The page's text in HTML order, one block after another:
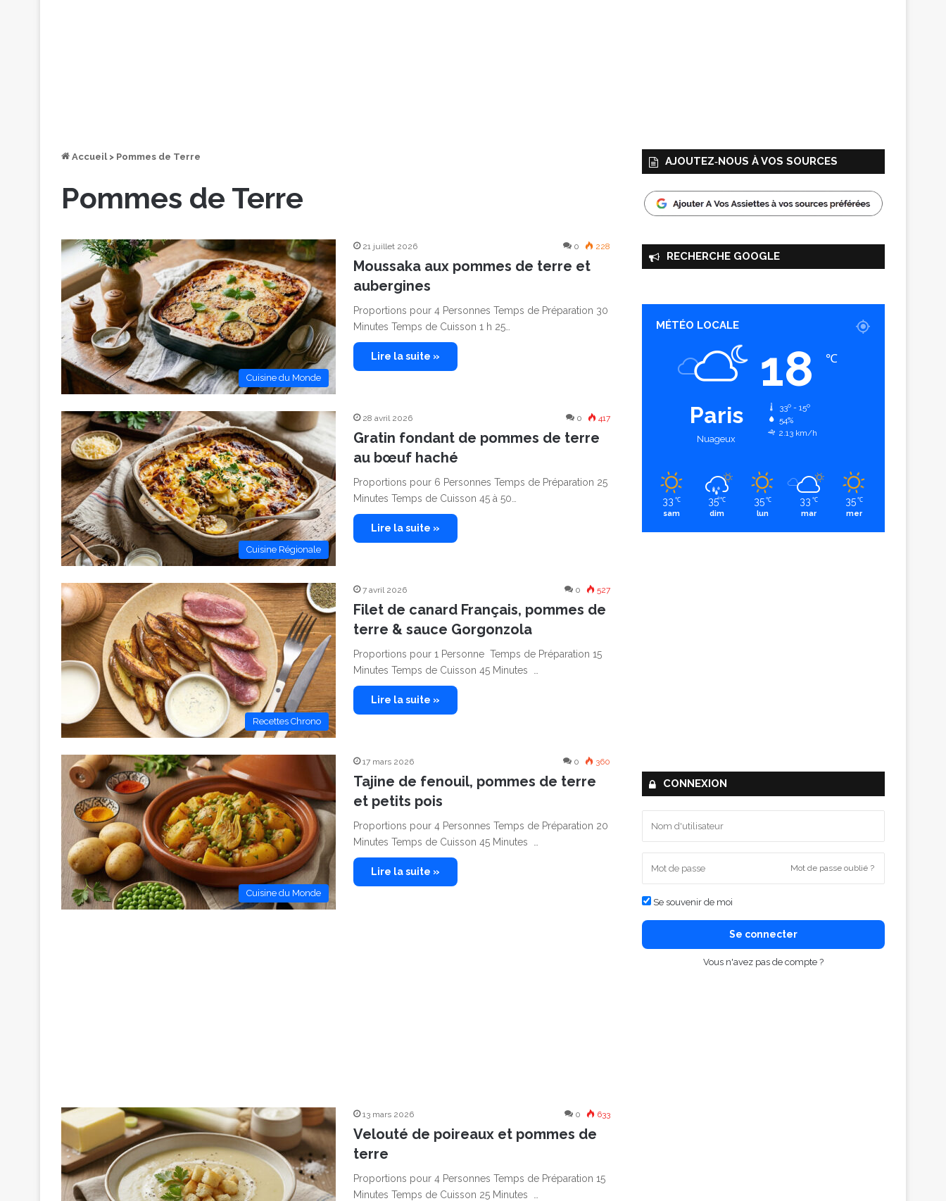
Accueil > Pommes de Terre
Pommes de Terre
Cuisine du Monde
21 juillet 2026 0 228
Moussaka aux pommes de terre et
aubergines
Proportions pour 4 Personnes Temps de Préparation 30
Minutes Temps de Cuisson 1 h 25…
Lire la suite »
Cuisine Régionale
28 avril 2026 0 417
Gratin fondant de pommes de terre
au bœuf haché
Proportions pour 6 Personnes Temps de Préparation 25
Minutes Temps de Cuisson 45 à 50…
Lire la suite »
Recettes Chrono
7 avril 2026 0 527
Filet de canard Français, pommes de
terre & sauce Gorgonzola
Proportions pour 1 Personne Temps de Préparation 15
Minutes Temps de Cuisson 45 Minutes …
Lire la suite »
Cuisine du Monde
17 mars 2026 0 360
Tajine de fenouil, pommes de terre
et petits pois
Proportions pour 4 Personnes Temps de Préparation 20
Minutes Temps de Cuisson 45 Minutes …
Lire la suite »
13 mars 2026 0 633
Velouté de poireaux et pommes de
terre
Proportions pour 4 Personnes Temps de Préparation 15
Minutes Temps de Cuisson 25 Minutes …
AJOUTEZ‑NOUS À VOS SOURCES
RECHERCHE GOOGLE
MÉTÉO LOCALE
Paris
Nuageux
18 ℃
33º - 15º
54%
2.13 km/h
33 ℃
sam
35 ℃
dim
35 ℃
lun
33 ℃
mar
35 ℃
mer
CONNEXION
Mot de passe oublié ?
Se souvenir de moi
Se connecter
Vous n'avez pas de compte ?